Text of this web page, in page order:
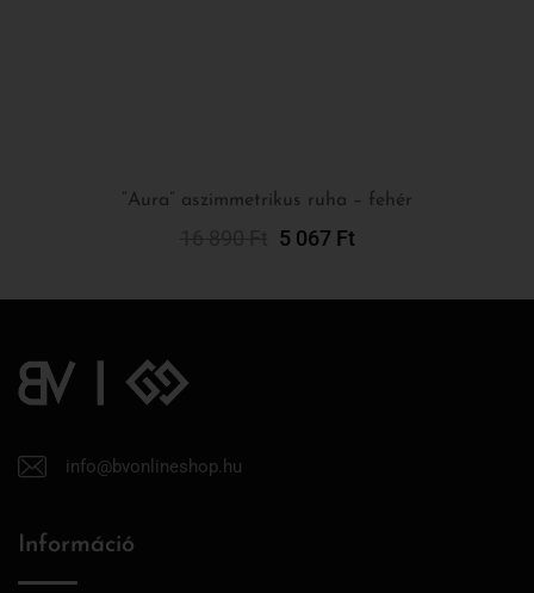
“Aura” aszimmetrikus ruha – fehér
5 067 Ft
info@bvonlineshop.hu
Információ